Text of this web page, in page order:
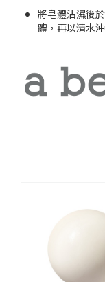
將皂體沾濕後
體，再以清水